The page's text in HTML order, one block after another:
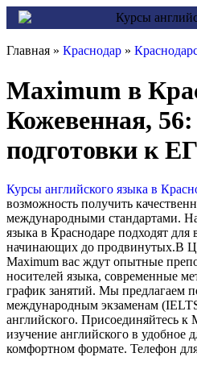
Главная » Краснодар »
Maximum в
Кожевенная,
подготовки к
Курсы английского языка в
возможность получить
международными стандартами.
языка в Краснодаре подходят для
начинающих до продвинутых.В
Maximum вас ждут опытные
носителей языка, современные
график занятий. Мы предлагаем
международным экзаменам
английского. Присоединяйтесь к
изучение английского в удобное
комфортном формате. Телефон